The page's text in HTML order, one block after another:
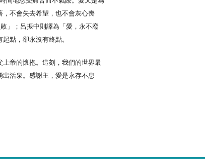
不會失去希望，也不會灰心喪
」；呂振中則譯為「愛，永不廢
點，卻永沒有終點。
帝的懷抱。這刻，我們的世界最
活泉。感謝主，愛是永存不息